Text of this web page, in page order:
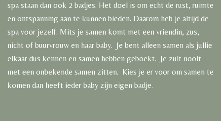
spa staan dan ook 2 badjes. Het doel is om echt de rust, ruimte
en ontspanning aan te kunnen bieden. Daarom heb je altijd de
spa voor jezelf. Mits je samen komt met een vriendin, zus,
nicht of buurvrouw en haar baby. Je bent alleen samen als jullie
elkaar dus kennen en samen hebben geboekt. Je zult nooit
met een onbekende samen zitten. Kies je er voor om samen te
komen dan heeft ieder baby zijn eigen badje.